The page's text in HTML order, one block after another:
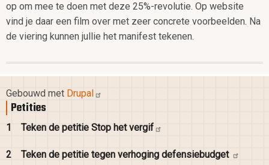
op om mee te doen met deze 25%-revolutie. Op website
vind je daar een film over met zeer concrete voorbeelden. Na
de viering kunnen jullie het manifest tekenen.
Gebouwd met Drupal
Petities
1 Teken de petitie Stop hetvergif
2 Teken de petitie tegen verhoging defensiebudget